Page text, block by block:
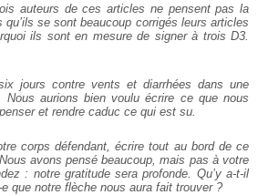
auteurs de ces articles ne pensent pas la
qu’ils se sont beaucoup corrigés leurs articles
ils sont en mesure de signer à trois D3.
jours contre vents et diarrhées dans une
Nous aurions bien voulu écrire ce que nous
et rendre caduc ce qui est su.
corps défendant, écrire tout au bord de ce
avons pensé beaucoup, mais pas à votre
: notre gratitude sera profonde. Qu’y a-t-il
que notre flèche nous aura fait trouver ?